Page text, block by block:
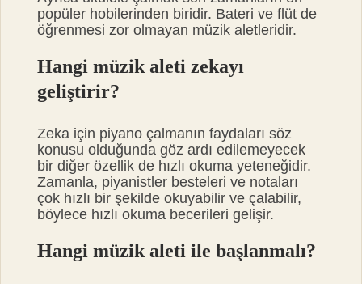
popüler hobilerinden biridir. Bateri ve flüt de
öğrenmesi zor olmayan müzik aletleridir.
Hangi müzik aleti zekayı
geliştirir?
Zeka için piyano çalmanın faydaları söz
konusu olduğunda göz ardı edilemeyecek
bir diğer özellik de hızlı okuma yeteneğidir.
Zamanla, piyanistler besteleri ve notaları
çok hızlı bir şekilde okuyabilir ve çalabilir,
böylece hızlı okuma becerileri gelişir.
Hangi müzik aleti ile başlanmalı?